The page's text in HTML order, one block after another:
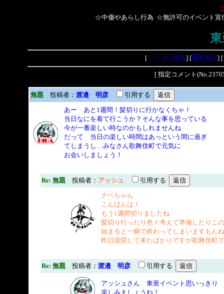
☆中傷やあらし行為 ☆無許可のイベント宣
[トップに戻る] [通常表示] [
[ 指定コメント
無題 投稿者： 渡邉 明彦
引用する
あー あと1週間！髪切りに行かなくちゃ！
当日なにを着て行こうか？そんな事を思っている
今が一番楽しい時なのかもしれませんね
だって 当日の楽しい時間はあっという間に過ぎ
てしまうし…みなさん歌舞伎町で元気に
お会いしましょう！
Re: 無題 投稿者： アッシュ
引用する
ナベちゃん
こんばんは！
もう1週間切りましたね
髪切り行ったり色々考えて準備したりこ
始まると一瞬で終わってしまいますもんね
昨日退院して来たばかりですが歌舞伎町
Re: 無題 投稿者： 渡邉 明彦 引用する
アッシュさん 東亜イベント思いっきり
楽しみましょうね！